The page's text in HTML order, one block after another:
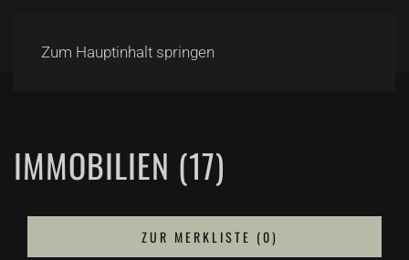
Zum Hauptinhalt springen
IMMOBILIEN (17)
ZUR MERKLISTE (0)